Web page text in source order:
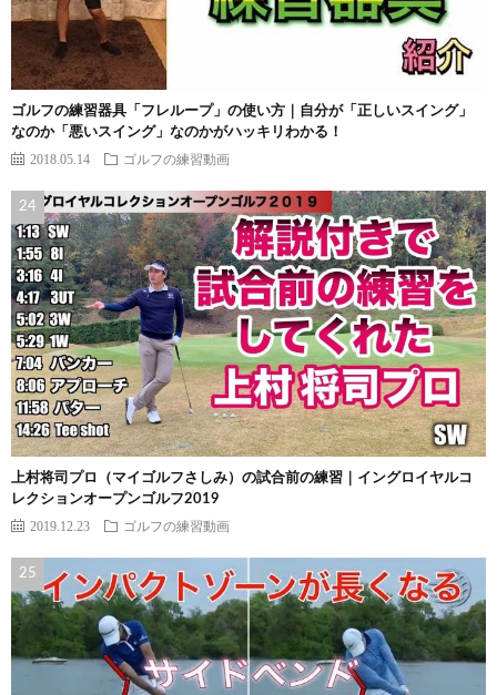
ゴルフの練習器具「フレループ」の使い方｜自分が「正しいスイング」
なのか「悪いスイング」なのかがハッキリわかる！
2018.05.14 ゴルフの練習動画
上村将司プロ（マイゴルフさしみ）の試合前の練習｜イングロイヤルコ
レクションオープンゴルフ2019
2019.12.23 ゴルフの練習動画